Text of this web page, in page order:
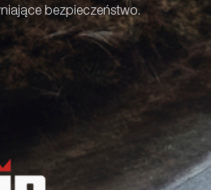
bezpieczeństwo.